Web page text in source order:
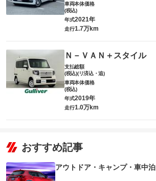
車両本体価格
(税込)
年式2021年
走行1.7万km
Ｎ－ＶＡＮ＋スタイル
支払総額
(税込)(リ済込・追)
車両本体価格
(税込)
年式2019年
走行1.0万km
おすすめ記事
アウトドア・キャンプ・車中泊